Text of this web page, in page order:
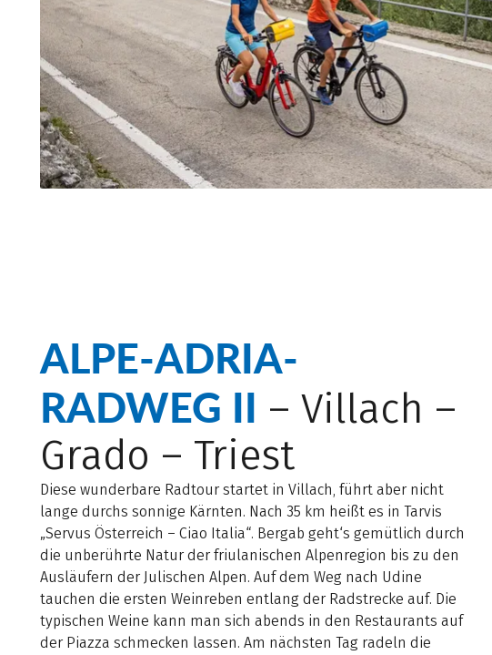
ALPE-ADRIA-
RADWEG II – Villach –
Grado – Triest
Diese wunderbare Radtour startet in Villach, führt aber nicht
lange durchs sonnige Kärnten. Nach 35 km heißt es in Tarvis
„Servus Österreich – Ciao Italia“. Bergab geht‘s gemütlich durch
die unberührte Natur der friulanischen Alpenregion bis zu den
Ausläufern der Julischen Alpen. Auf dem Weg nach Udine
tauchen die ersten Weinreben entlang der Radstrecke auf. Die
typischen Weine kann man sich abends in den Restaurants auf
der Piazza schmecken lassen. Am nächsten Tag radeln die